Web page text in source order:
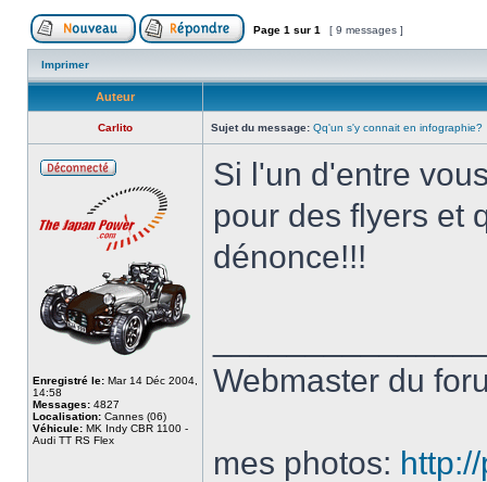
Page 1 sur 1 [ 9 messages ]
Imprimer
Auteur
Carlito Sujet du message: Qq'un s'y connait en infographie?
Enregistré le: Mar 14 Déc 2004,
14:58
Messages: 4827
Localisation: Cannes (06)
Véhicule: MK Indy CBR 1100 -
Audi TT RS Flex
Si l'un d'entre
pour des flyers et
dénonce!!!
Webmaster du
mes photos: